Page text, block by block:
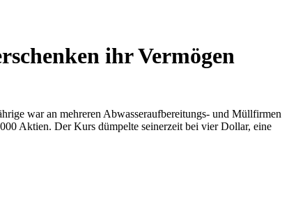
ihr Vermögen
war an mehreren Abwasseraufbereitungs- und Müllfirmen
Aktien. Der Kurs dümpelte seinerzeit bei vier Dollar, eine